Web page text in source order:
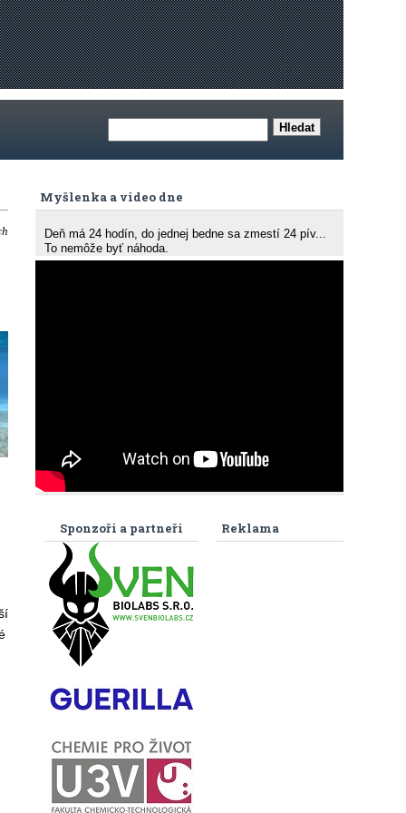
Myšlenka a video dne
Deň má 24 hodín, do jednej bedne sa zmestí 24 pív...
To nemôže byť náhoda.
Reklama
Sponzoři a partneři